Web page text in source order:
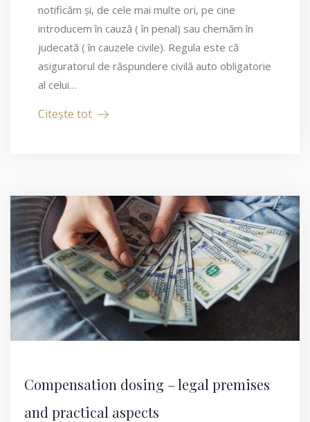
notificăm și, de cele mai multe ori, pe cine
introducem în cauză ( în penal) sau chemăm în
judecată ( în cauzele civile). Regula este că
asiguratorul de răspundere civilă auto obligatorie
al celui…
Citește tot
Compensation dosing – legal premises
and practical aspects